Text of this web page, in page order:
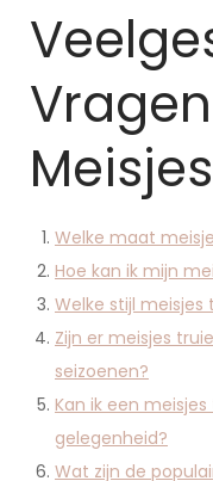
Welke maat
Hoe kan ik mijn
Welke stijl meisjes
Zijn er meisjes
seizoenen?
Kan ik een
gelegenheid?
Wat zijn de